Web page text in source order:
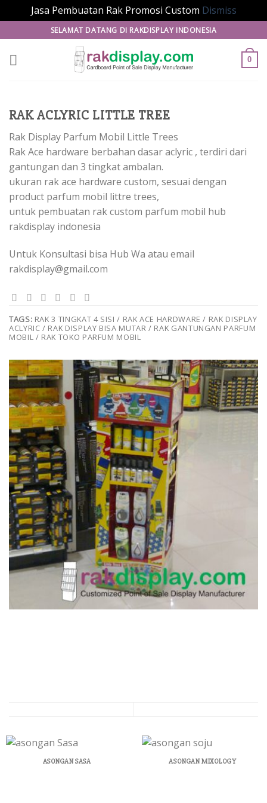
Jasa Pembuatan Rak Promosi Custom Dismiss
to
content
SELAMAT DATANG DI RAKDISPLAY INDONESIA
0
RAK ACLYRIC LITTLE TREE
Rak Display Parfum Mobil Little Trees
Rak Ace hardware berbahan dasar aclyric , terdiri dari
gantungan dan 3 tingkat ambalan.
ukuran rak ace hardware custom, sesuai dengan
product parfum mobil littre trees,
untuk pembuatan rak custom parfum mobil hub
rakdisplay indonesia
Untuk Konsultasi bisa Hub Wa atau email
rakdisplay@gmail.com
TAGS: RAK 3 TINGKAT 4 SISI / RAK ACE HARDWARE / RAK DISPLAY
ACLYRIC / RAK DISPLAY BISA MUTAR / RAK GANTUNGAN PARFUM
MOBIL / RAK TOKO PARFUM MOBIL
ASONGAN SASA ASONGAN MIXOLOGY